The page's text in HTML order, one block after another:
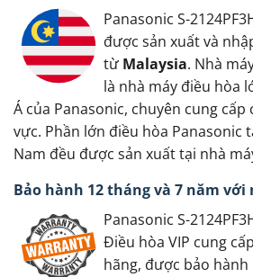
Panasonic S-
được sản xuất và
từ Malaysia. Nhà
là nhà máy điều hòa
Á của Panasonic, chuyên cung
vực. Phần lớn điều hòa Panasonic
Nam đều được sản xuất tại nhà
Bảo hành 12 tháng và 7 năm với
Panasonic S-
Điều hòa VIP cung
hãng, được bảo